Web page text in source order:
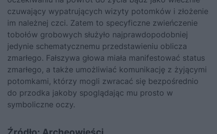
czuwający wypatrujących wizyty potomków i złożenie
im należnej czci. Zatem to specyficzne zwieńczenie
tobołów grobowych służyło najprawdopodobniej
jedynie schematycznemu przedstawieniu oblicza
zmarłego. Fałszywa głowa miała manifestować status
zmarłego, a także umożliwiać komunikację z żyjącymi
potomkami, którzy mogli zwracać się bezpośrednio
do przodka jakoby spoglądając mu prosto w
symboliczne oczy.